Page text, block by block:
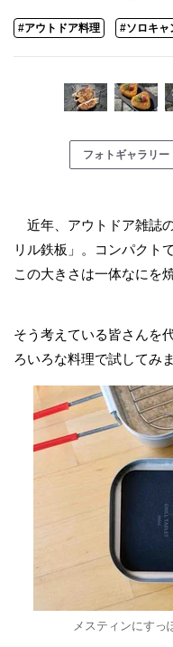
#アウトドア料理 #ソロキャ
フォトギャラリ
近年、アウトドア雑誌
リル鉄板」。コンパクト
この大きさは一体なにを
そう考えている皆さんを
ろいろな料理で試してみ
メスティンにすっ